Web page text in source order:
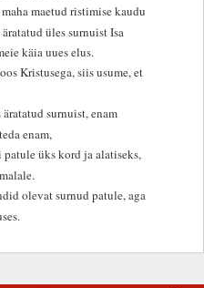
maetud ristimise kaudu
üles surnuist Isa
käia uues elus.
Kristusega, siis usume, et
surnuist, enam
enam,
patule üks kord ja alatiseks,
olevat surnud patule, aga